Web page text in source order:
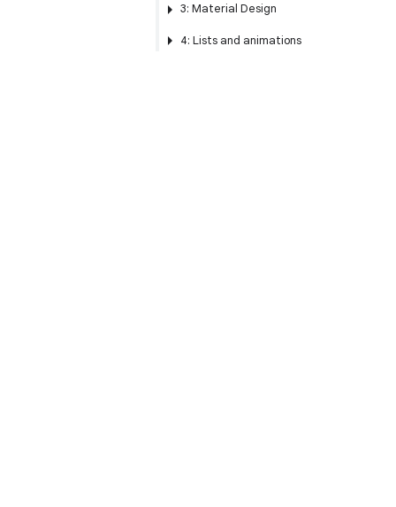
3: Material Design
4: Lists and animations